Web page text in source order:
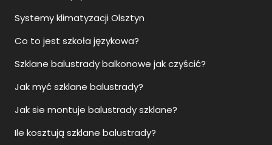
Co to jest szkoła językowa?
Szklane balustrady balkonowe jak czyścić?
Jak myć szklane balustrady?
Jak sie montuje balustrady szklane?
Ile kosztują szklane balustrady?
Upadłość konsumencka Rzeszów